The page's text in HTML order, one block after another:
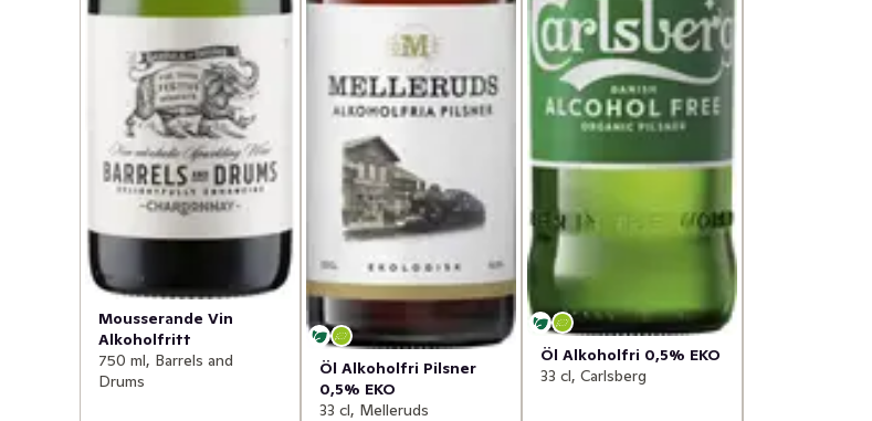
Mousserande Vin
Alkoholfritt
750 ml, Barrels and
Drums
Öl Alkoholfri Pilsner
0,5% EKO
33 cl, Melleruds
Öl Alkoholfri 0,5% EKO
33 cl, Carlsberg